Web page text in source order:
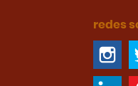
redes